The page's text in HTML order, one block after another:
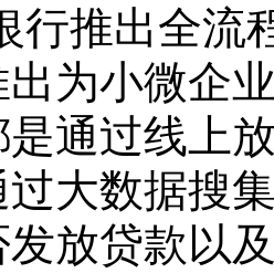
行推出全流
出为小微企
通过线上
大数据搜
放贷款以